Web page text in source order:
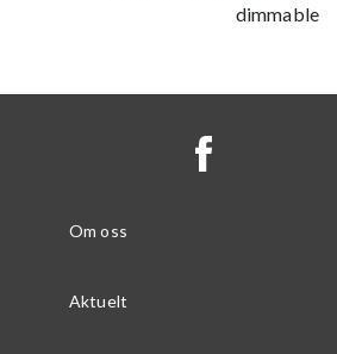
dimmable
Om oss
Aktuelt